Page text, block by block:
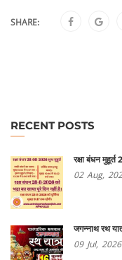
SHARE:
RECENT POSTS
रक्षा बंधन
02 Aug,
जगन्नाथ रथ
09 Jul, 2026